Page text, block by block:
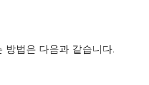
방법은 다음과 같습니다.